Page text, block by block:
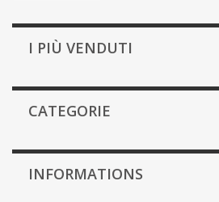
I PIÙ VENDUTI
CATEGORIE
INFORMATIONS